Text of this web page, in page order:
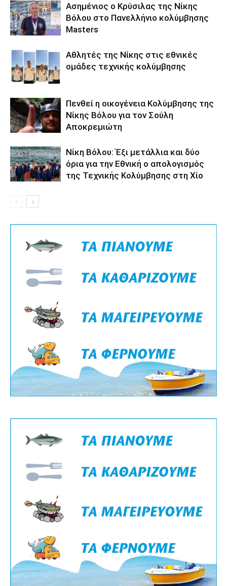
Ασημένιος ο Κρύσιλας της Νίκης
Βόλου στο Πανελλήνιο κολύμβησης
Masters
Αθλητές της Νίκης στις εθνικές
ομάδες τεχνικής κολύμβησης
Πενθεί η οικογένεια Κολύμβησης της
Νίκης Βόλου για τον Σούλη
Αποκρεμιώτη
Νίκη Βόλου: Έξι μετάλλια και δύο
όρια για την Εθνική ο απολογισμός
της Τεχνικής Κολύμβησης στη Χίο